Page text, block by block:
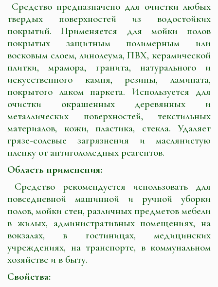
Средство предназначено для очистки любых
твердых поверхностей из водостойких
покрытий. Применяется для мойки полов
покрытых защитным полимерным или
восковым слоем, линолеума, ПВХ, керамической
плитки, мрамора, гранита, натурального и
искусственного камня, резины, ламината,
покрытого лаком паркета. Используется для
очистки окрашенных деревянных и
металлических поверхностей, текстильных
материалов, кожи, пластика, стекла. Удаляет
грязе-солевые загрязнения и маслянистую
пленку от антигололедных реагентов.
Область применения:
Средство рекомендуется использовать для
повседневной машинной и ручной уборки
полов, мойки стен, различных предметов мебели
в жилых, административных помещениях, на
вокзалах, в гостиницах, медицинских
учреждениях, на транспорте, в коммунальном
хозяйстве и в быту.
Свойства: